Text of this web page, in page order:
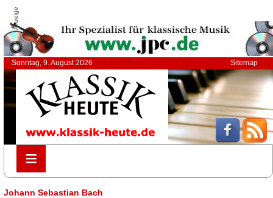
Anzeige
Sonntag, 9. August 2026 Sitemap
≡
≡
Johann Sebastian Bach